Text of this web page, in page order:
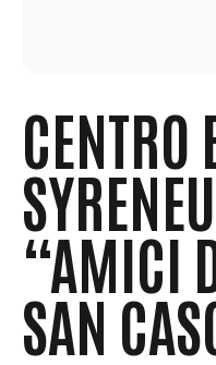
CENTRO
“AMICI
SAN